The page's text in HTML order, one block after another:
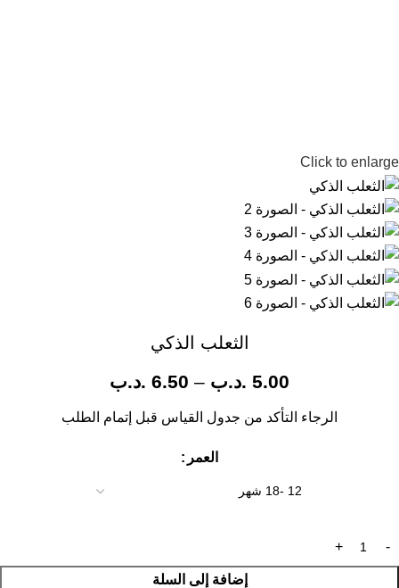
Click to enlarge
الثعلب الذكي
5.00 .د.ب –
6.50 .د.ب
الرجاء التأكد من جدول القياس قبل إتمام الطلب
العمر
إضافة إلى السلة